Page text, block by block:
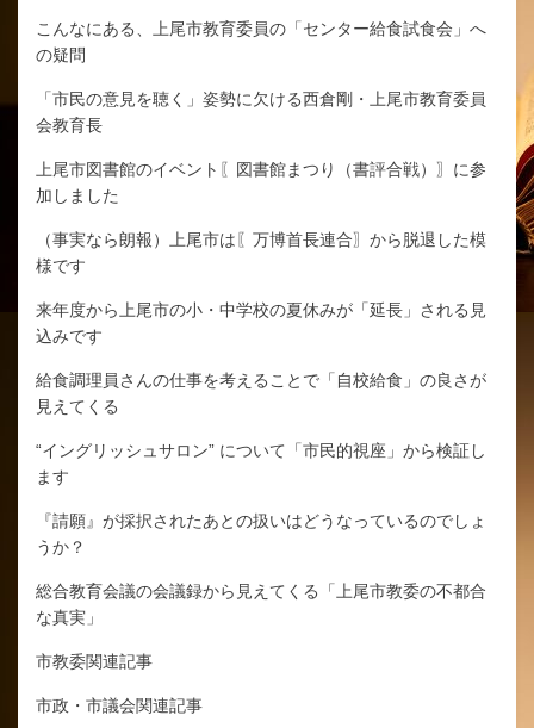
こんなにある、上尾市教育委員の「センター給食試食会」へ
の疑問
「市民の意見を聴く」姿勢に欠ける西倉剛・上尾市教育委員
会教育長
上尾市図書館のイベント〖図書館まつり（書評合戦）〗に参
加しました
（事実なら朗報）上尾市は〖万博首長連合〗から脱退した模
様です
来年度から上尾市の小・中学校の夏休みが「延長」される見
込みです
給食調理員さんの仕事を考えることで「自校給食」の良さが
見えてくる
“イングリッシュサロン” について「市民的視座」から検証し
ます
『請願』が採択されたあとの扱いはどうなっているのでしょ
うか？
総合教育会議の会議録から見えてくる「上尾市教委の不都合
な真実」
市教委関連記事
市政・市議会関連記事